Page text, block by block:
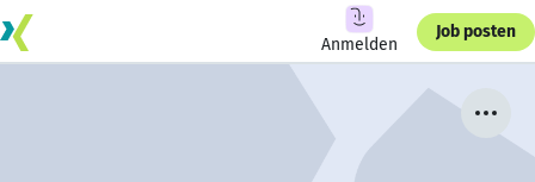
Anmelden
Job posten